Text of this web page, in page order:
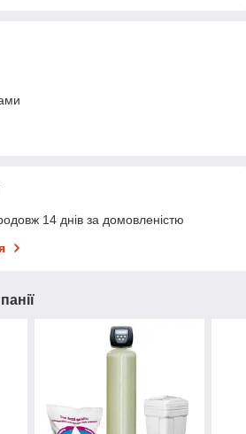
14 днів за домовленістю